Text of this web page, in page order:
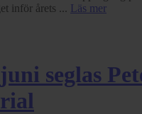
inför årets ... Läs mer
seglas